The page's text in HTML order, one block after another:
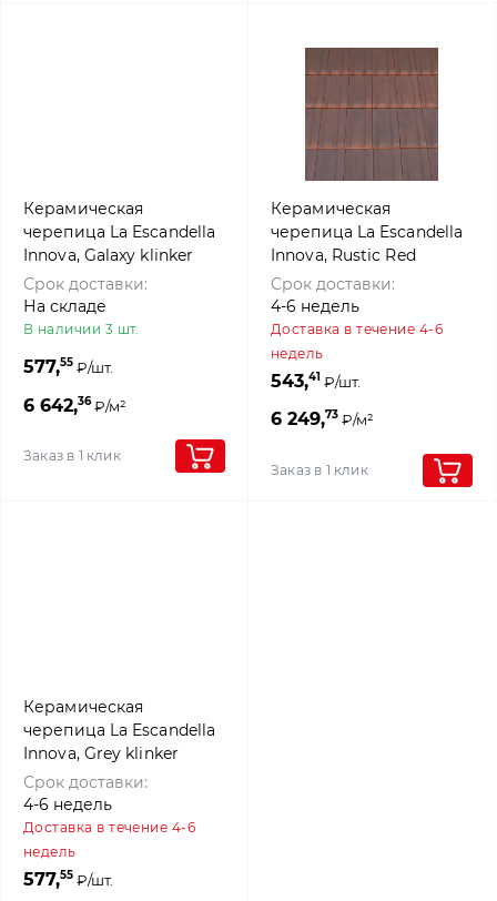
Керамическая
черепица La Escandella
Innova, Galaxy klinker
Срок доставки:
На складе
В наличии 3 шт.
577,55 ₽/шт.
6 642,36₽/м²
Заказ в 1 клик
Керамическая
черепица La Escandella
Innova, Rustic Red
klinker
Срок доставки:
4-6 недель
Доставка в течение 4-6
недель
543,41 ₽/шт.
6 249,73 ₽/м²
Заказ в 1 клик
Керамическая
черепица La Escandella
Innova, Grey klinker
Срок доставки:
4-6 недель
Доставка в течение 4-6
недель
577,55 ₽/шт.